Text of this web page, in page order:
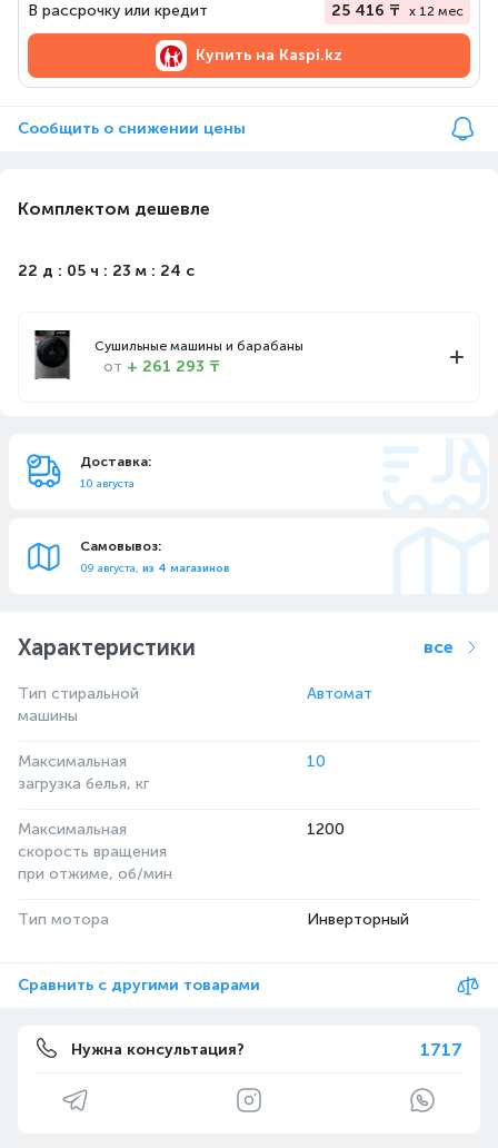
В рассрочку или кредит 25 416 ₸ x 12 мес
Купить на Kaspi.kz
Сообщить о снижении цены
Комплектом дешевле
22 д : 05 ч : 23 м : 24 с
Сушильные машины и барабаны
от + 261 293 ₸
Доставка:
10 августа
Самовывоз:
09 августа, из 4 магазинов
Характеристики все
Тип стиральной
машины
Автомат
Максимальная
загрузка белья, кг
10
Максимальная
скорость вращения
при отжиме, об/мин
1200
Тип мотора Инверторный
Сравнить с другими товарами
Нужна консультация? 1717